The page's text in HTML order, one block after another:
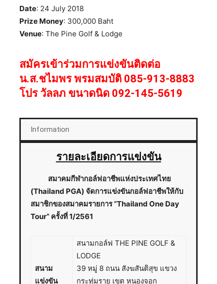
Date: 24 July 2018
Prize Money: 300,000 Baht
Venue: The Pine Golf & Lodge
สมัครเข้าร่วมการแข่งขันติดต่อ
น.ส.ชไมพร พรมสมบัติ 085-913-8883
โปร วัลลภ ขนาดนิด 092-145-5619
Information
รายละเอียดการแข่งขัน
สมาคมกีฬากอล์ฟอาชีพแห่งประเทศไทย
(Thailand PGA) จัดการแข่งขันกอล์ฟอาชีพให้กับ
สมาชิกของสมาคมรายการ “Thailand One Day
Tour” ครั้งที่ 1/2561
สนาม
แข่งขัน
สนามกอล์ฟ THE PINE GOLF &
LODGE
39 หมู่ 8 ถนน สังฆสันติสุข แขวง
กระทุ่มราย เขต หนองจอก